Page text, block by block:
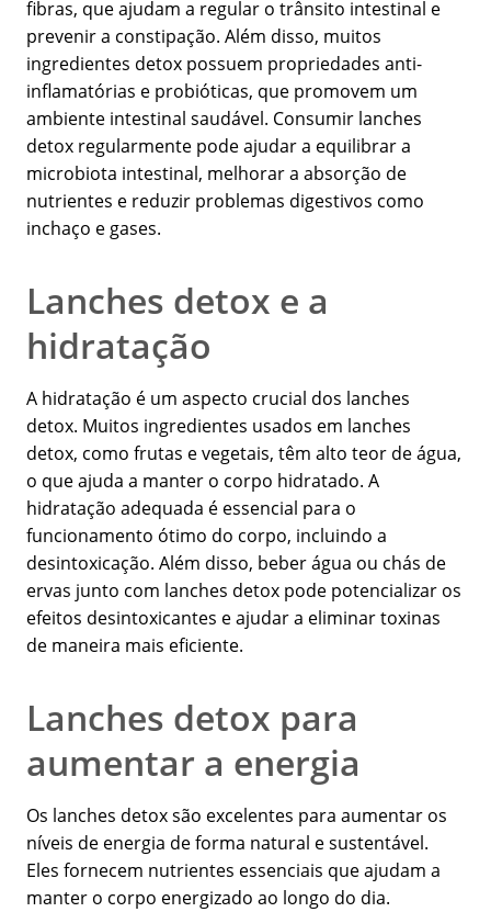
fibras, que ajudam a regular o trânsito intestinal e
prevenir a constipação. Além disso, muitos
ingredientes detox possuem propriedades anti-
inflamatórias e probióticas, que promovem um
ambiente intestinal saudável. Consumir lanches
detox regularmente pode ajudar a equilibrar a
microbiota intestinal, melhorar a absorção de
nutrientes e reduzir problemas digestivos como
inchaço e gases.
Lanches detox e a
hidratação
A hidratação é um aspecto crucial dos lanches
detox. Muitos ingredientes usados em lanches
detox, como frutas e vegetais, têm alto teor de água,
o que ajuda a manter o corpo hidratado. A
hidratação adequada é essencial para o
funcionamento ótimo do corpo, incluindo a
desintoxicação. Além disso, beber água ou chás de
ervas junto com lanches detox pode potencializar os
efeitos desintoxicantes e ajudar a eliminar toxinas
de maneira mais eficiente.
Lanches detox para
aumentar a energia
Os lanches detox são excelentes para aumentar os
níveis de energia de forma natural e sustentável.
Eles fornecem nutrientes essenciais que ajudam a
manter o corpo energizado ao longo do dia.